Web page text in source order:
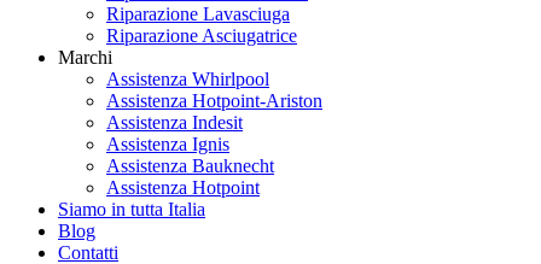
Riparazione Lavasciuga
Riparazione Asciugatrice
Marchi
Assistenza Whirlpool
Assistenza Hotpoint-Ariston
Assistenza Indesit
Assistenza Ignis
Assistenza Bauknecht
Assistenza Hotpoint
Siamo in tutta Italia
Blog
Contatti